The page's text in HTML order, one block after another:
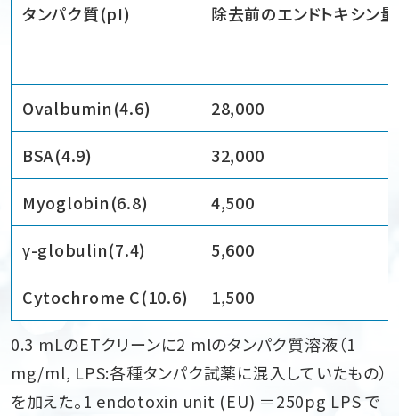
タンパク質(pI)
除去前のエンドトキシン
Ovalbumin(4.6) 28,000
BSA(4.9) 32,000
Myoglobin(6.8) 4,500
γ-globulin(7.4) 5,600
Cytochrome C(10.6) 1,500
0.3 mLのETクリーンに2 mlのタンパク質溶液（1
mg/ml, LPS:各種タンパク試薬に混入していたもの）
を加えた。1 endotoxin unit (EU) ＝250pg LPS で